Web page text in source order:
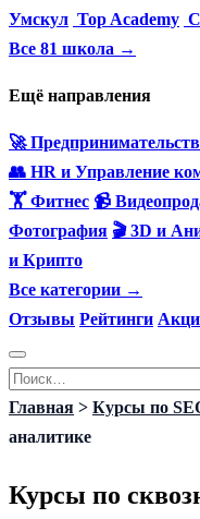
Умскул Top Academy
Все 81 школа →
Ещё направления
🚀
👥 HR и Управление
🏋️ Фитнес 📹
Фотография 🎬 3D и
и Крипто
Все категории →
Отзывы Рейтинги
Перейти
к
содержанию
Search
for:
Главная > Курсы по
аналитике
Курсы по